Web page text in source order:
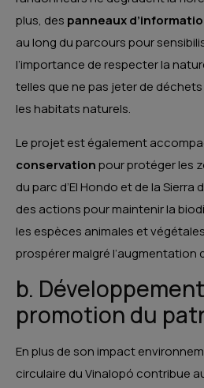
plus, des panneaux
au long du parcours pour
l’importance de respecter la
telles que ne pas jeter de
les habitats naturels.
Le projet est également
conservationpour protéger les
du parc d’El Hondo et de la Sierra
des actions pour maintenir la
les espèces animales et
prospérer malgré l’augmentation
b.
promotion du
En plus de son impact
circulaire du Vinalopó contribue